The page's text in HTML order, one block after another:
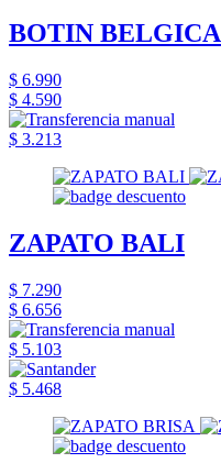
BOTIN BELGICA
$ 6.990
$ 4.590
$ 3.213
ZAPATO BALI
$ 7.290
$ 6.656
$ 5.103
$ 5.468